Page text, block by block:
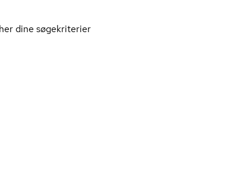
dine søgekriterier